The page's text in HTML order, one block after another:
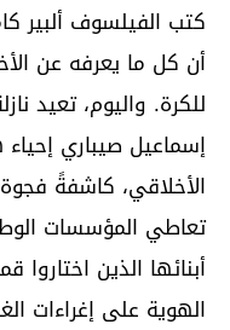
كتب الفيلسوف ألبير
أن كل ما يعرفه عن
للكرة. واليوم، تعيد
إسماعيل صيباري
الأخلاقي، كاشفةً
تعاطي المؤسسات
أبنائها الذين
الهوية على إغراءات